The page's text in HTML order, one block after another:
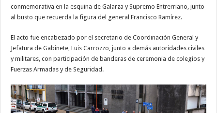
conmemorativa en la esquina de Galarza y Supremo Entrerriano, junto
al busto que recuerda la figura del general Francisco Ramírez.
El acto fue encabezado por el secretario de Coordinación General y
Jefatura de Gabinete, Luis Carrozzo, junto a demás autoridades civiles
y militares, con participación de banderas de ceremonia de colegios y
Fuerzas Armadas y de Seguridad.